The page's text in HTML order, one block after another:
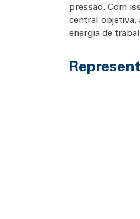
pressão. Com
central objetiva,
energia de